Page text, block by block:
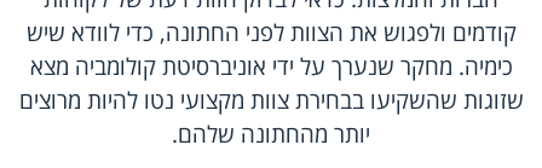
קודמים ולפגוש את הצוות לפני החתונה, כדי לוודא שיש
כימיה. מחקר שנערך על ידי אוניברסיטת קולומביה מצא
שזוגות שהשקיעו בבחירת צוות מקצועי נטו להיות מרוצים
יותר מהחתונה שלהם.